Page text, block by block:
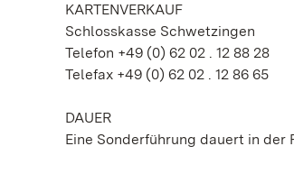
KARTENVERKAUF
Schlosskasse Schwetzingen
Telefon +49 (0) 62 02 . 12 88 28
Telefax +49 (0) 62 02 . 12 86 65
DAUER
Eine Sonderführung dauert in der